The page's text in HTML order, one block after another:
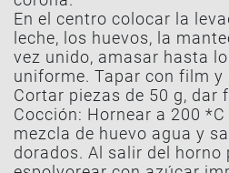
En el centro colocar la
leche, los huevos, la
vez unido, amasar hasta
uniforme. Tapar con film y
Cortar piezas de 50 g, dar
Cocción: Hornear a 200
mezcla de huevo agua y
dorados. Al salir del